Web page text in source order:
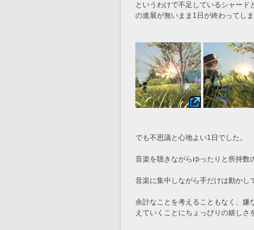
というわけで不足しているシャー
の進展が無いまま1日が終わってし
でも不思議と心地よい1日でした。
音楽を聴きながらゆったりと所持数
音楽に集中しながら手だけは動かし
余計なことを考えることもなく、嫌
えていくことにちょっぴりの嬉しさ